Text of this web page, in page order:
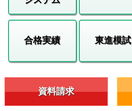
合格実績 東進模試
資料請求